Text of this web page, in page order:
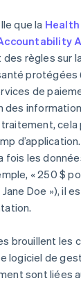
que la
règles sur
protégées
de
des
cela
fois les
« 250 $
Jane Doe »), il
brouillent les
logiciel de
sont liées